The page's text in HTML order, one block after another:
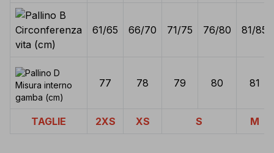
Circonferenza
vita (cm)
61/65 66/70 71/75 76/80 81/85
Misura interno
gamba (cm)
77 78 79 80 81
TAGLIE 2XS XS S M